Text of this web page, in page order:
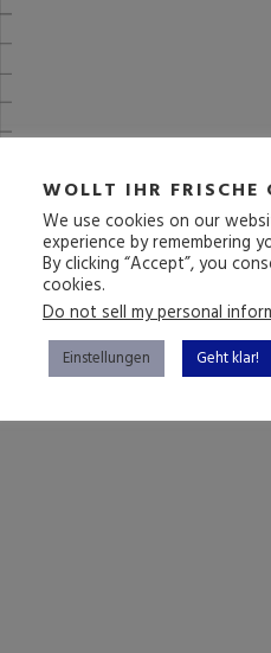
WOLLT IHR FRISCHE
We use cookies on our
experience by remembering
By clicking “Accept”, you
cookies.
Do not sell my personal
Einstellungen Geht klar!